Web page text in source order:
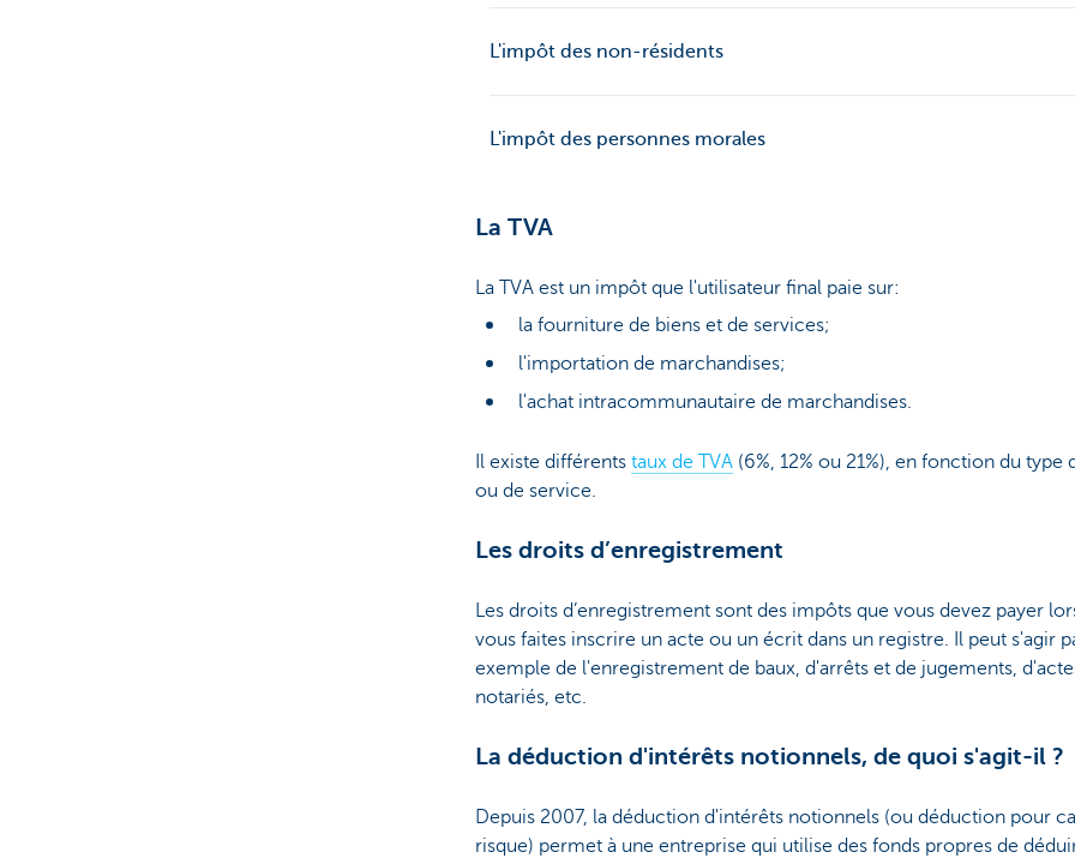
L'impôt des non-résidents
L'impôt des personnes morales
La TVA
La TVA est un impôt que l'utilisateur final paie sur:
la fourniture de biens et de services;
l'importation de marchandises;
l'achat intracommunautaire de marchandises.
Il existe différents taux de TVA(6%, 12% ou 21%), en fonction du type
ou de service.
Les droits d’enregistrement
Les droits d’enregistrement sont des impôts que vous devez payer
vous faites inscrire un acte ou un écrit dans un registre. Il peut s'agir
exemple de l'enregistrement de baux, d'arrêts et de jugements,
notariés, etc.
La déduction d'intérêts notionnels, de quoi s'agit-il ?
Depuis 2007, la déduction d'intérêts notionnels (ou déduction pour
risque) permet à une entreprise qui utilise des fonds propres de